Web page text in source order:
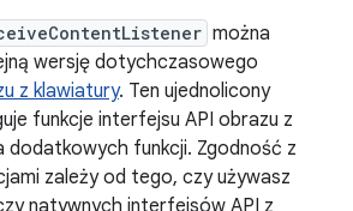
można
wersję dotychczasowego
z klawiatury. Ten ujednolicony
funkcje interfejsu API obrazu z
dodatkowych funkcji. Zgodność z
zależy od tego, czy używasz
natywnych interfejsów API z